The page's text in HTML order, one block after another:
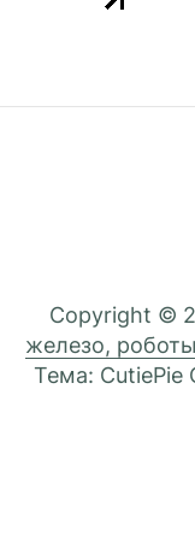
Copyright ©
железо,
Тема: CutiePie